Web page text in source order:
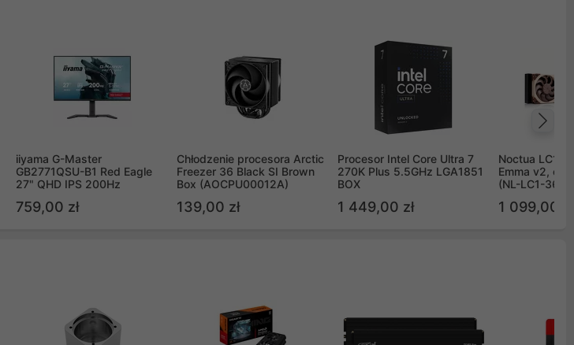
iiyama G-Master
GB2771QSU-B1 Red Eagle
27" QHD IPS 200Hz
759,00 zł
Chłodzenie procesora Arctic
Freezer 36 Black SI Brown
Box (AOCPU00012A)
139,00 zł
Procesor Intel Core Ultra 7
270K Plus 5.5GHz LGA1851
BOX
1 449,00 zł
Noctua LC1
Emma v2,
(NL-LC1-36)
1 099,00 zł